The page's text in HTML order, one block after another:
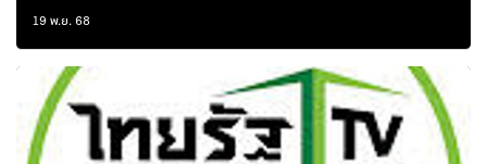
ไทยให้โลกได้เห็นความเป็นไปได้ของภูมิปัญญาท้อง
ถิ่น
19 พ.ย. 68